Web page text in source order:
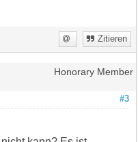
Zitieren
Honorary Member
#3